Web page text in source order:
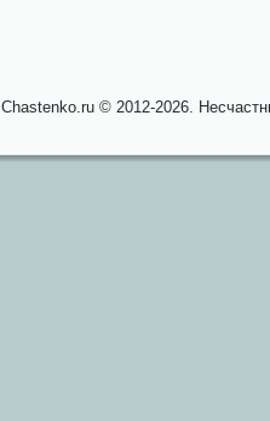
Chastenko.ru © 2012-2026.